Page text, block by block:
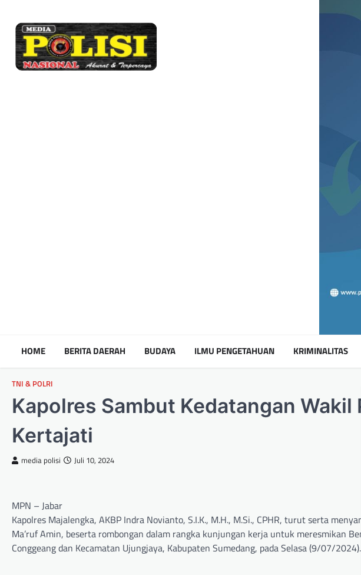
HOME BERITA DAERAH BUDAYA ILMU PENGETAHUAN KRIMINALITAS
TNI & POLRI
Kapolres Sambut Kedatangan Wakil
Kertajati
media polisi Juli 10, 2024
MPN – Jabar
Kapolres Majalengka, AKBP Indra Novianto, S.I.K., M.H., M.Si., CPHR, turut serta
Ma’ruf Amin, beserta rombongan dalam rangka kunjungan kerja untuk meresmikan
Conggeang dan Kecamatan Ujungjaya, Kabupaten Sumedang, pada Selasa (9/07/2024).